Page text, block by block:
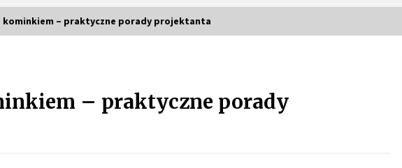
korzyści z cyfryzacji kadr
4 miesiące ago
jak wybrać między
kominkiem – praktyczne porady projektanta
– praktyczne porady